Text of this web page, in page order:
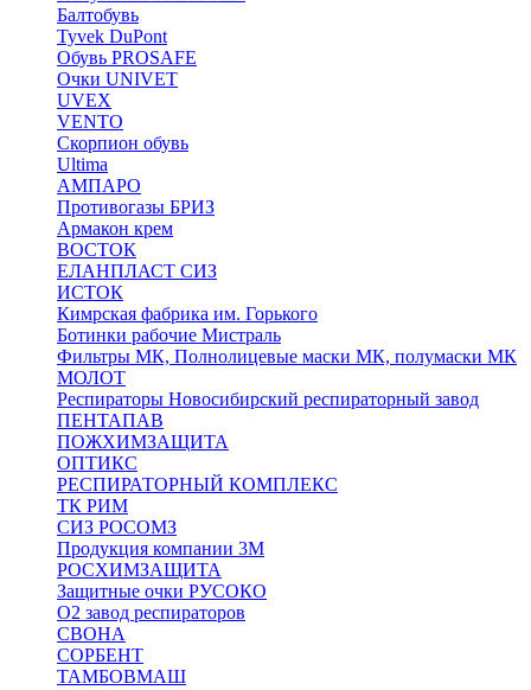
Балтобувь
Tyvek DuPont
Обувь PROSAFE
Очки UNIVET
UVEX
VENTO
Скорпион обувь
Ultima
АМПАРО
Противогазы БРИЗ
Армакон крем
ВОСТОК
ЕЛАНПЛАСТ СИЗ
ИСТОК
Кимрская фабрика им. Горького
Ботинки рабочие Мистраль
Фильтры МК, Полнолицевые маски МК, полумаски МК
МОЛОТ
Респираторы Новосибирский респираторный завод
ПЕНТАПАВ
ПОЖХИМЗАЩИТА
ОПТИКС
РЕСПИРАТОРНЫЙ КОМПЛЕКС
ТК РИМ
СИЗ РОСОМЗ
Продукция компании 3M
РОСХИМЗАЩИТА
Защитные очки РУСОКО
О2 завод респираторов
СВОНА
СОРБЕНТ
ТАМБОВМАШ